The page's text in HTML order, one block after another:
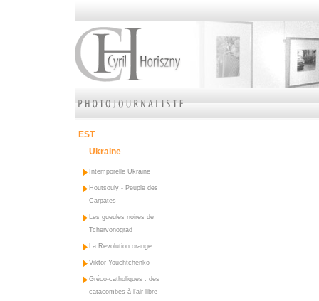
EST
Ukraine
Intemporelle Ukraine
Houtsouly - Peuple des
Carpates
Les gueules noires de
Tchervonograd
La Révolution orange
Viktor Youchtchenko
Gréco-catholiques : des
catacombes à l'air libre